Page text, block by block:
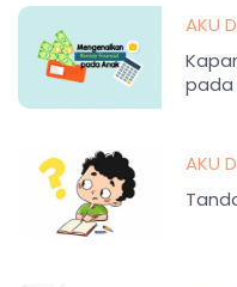
AKU
pada
AKU